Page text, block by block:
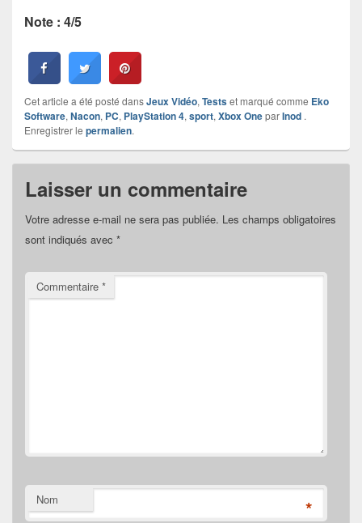
Note : 4/5
Cet article a été posté dansJeux Vidéo, Testset marqué comme Eko
Software, Nacon, PC, PlayStation 4, sport, Xbox OneparInod .
Enregistrer le permalien.
Laisser un commentaire
Votre adresse e-mail ne sera pas publiée. Les champs obligatoires
sont indiqués avec *
Commentaire *
Nom *